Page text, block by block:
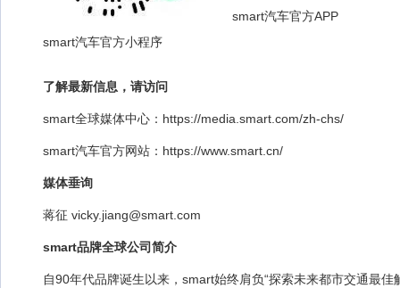
smart汽车官方小程序
smart汽车官方APP
了解最新信息，请访问
smart全球媒体中心：https://media.smart.com/zh-chs/
smart汽车官方网站：https://www.smart.cn/
媒体垂询
蒋征 vicky.jiang@smart.com
smart品牌全球公司简介
自90年代品牌诞生以来，smart始终肩负“探索未来都市交通最